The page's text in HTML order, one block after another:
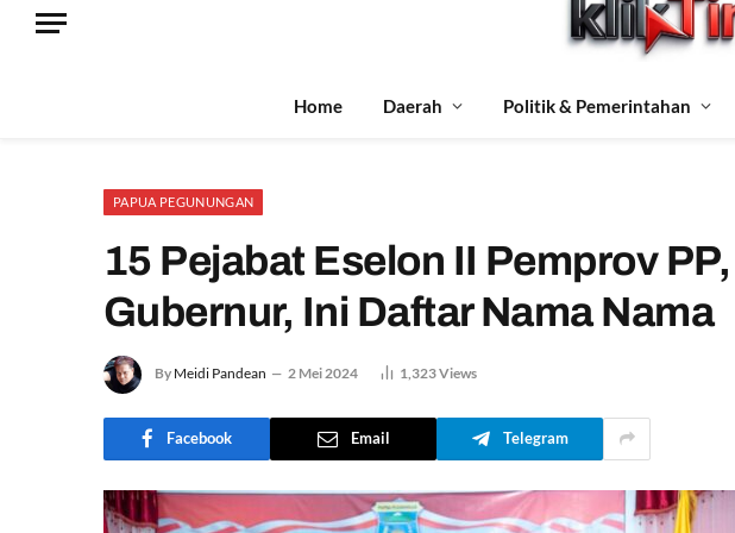
Home Daerah Politik & Pemerintahan
PAPUA PEGUNUNGAN
15 Pejabat Eselon II Pemprov
Gubernur, Ini Daftar Nama Nama
By Meidi Pandean 2 Mei 2024 1,323Views
Facebook Email Telegram